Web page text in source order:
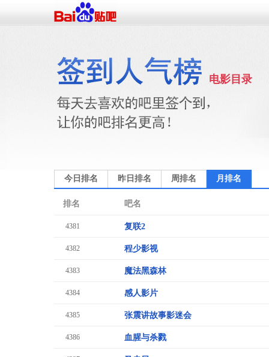
电影目录
今日排名 昨日排名 周排名 月排名
排名 吧名
4381 复联2
4382 程少影视
4383 魔法黑森林
4384 感人影片
4385 张震讲故事影迷会
4386 血腥与杀戮